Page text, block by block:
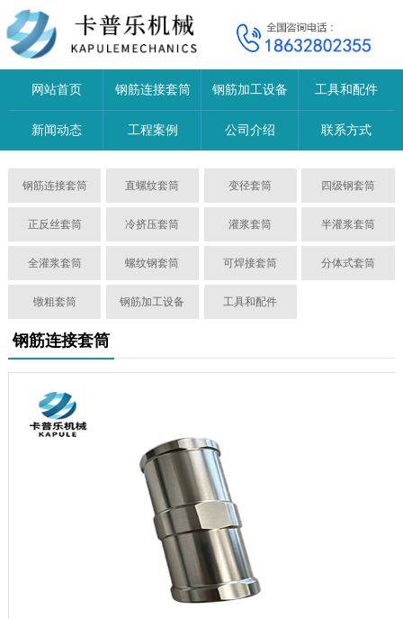
网站首页 钢筋连接套筒 钢筋加工设备 工具和配件
新闻动态 工程案例 公司介绍 联系方式
钢筋连接套筒 直螺纹套筒 变径套筒 四级钢套筒
正反丝套筒 冷挤压套筒 灌浆套筒 半灌浆套筒
全灌浆套筒 螺纹钢套筒 可焊接套筒 分体式套筒
镦粗套筒 钢筋加工设备 工具和配件
钢筋连接套筒